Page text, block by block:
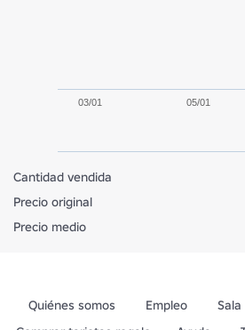
03/01 05/01
Cantidad vendida
Precio original
Precio medio
Quiénes somos Empleo